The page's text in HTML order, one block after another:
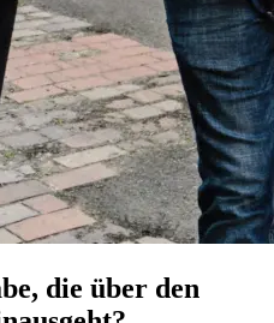
die über den